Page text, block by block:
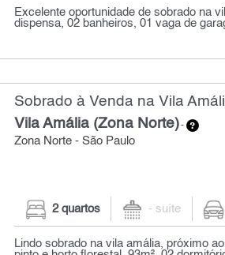
Excelente oportunidade de sobrado na
dispensa, 02 banheiros, 01 vaga de
Sobrado à Venda na Vila
Vila Amália (Zona Norte)-
Zona Norte - São Paulo
2 quartos - suíte
Lindo sobrado na vila amália, próximo